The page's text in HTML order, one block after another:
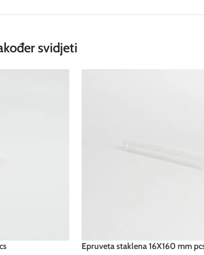
svidjeti
Epruveta staklena 16X160 mm